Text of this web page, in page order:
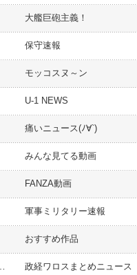
大艦巨砲主義！
保守速報
モッコスヌ～ン
U-1 NEWS
痛いニュース(ﾉ∀`)
みんな見てる動画
FANZA動画
軍事ミリタリー速報
おすすめ作品
政経ワロスまとめニュース